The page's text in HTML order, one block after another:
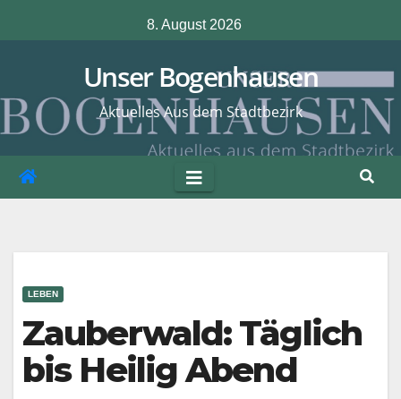
Inhalt
8. August 2026
Unser Bogenhausen
Aktuelles Aus dem Stadtbezirk
LEBEN
Zauberwald: Täglich
bis Heilig Abend